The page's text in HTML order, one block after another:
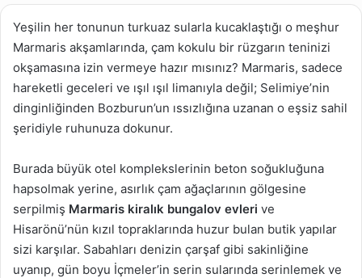
Yeşilin her tonunun turkuaz sularla kucaklaştığı o meşhur
Marmaris akşamlarında, çam kokulu bir rüzgarın teninizi
okşamasına izin vermeye hazır mısınız? Marmaris, sadece
hareketli geceleri ve ışıl ışıl limanıyla değil; Selimiye’nin
dinginliğinden Bozburun’un ıssızlığına uzanan o eşsiz sahil
şeridiyle ruhunuza dokunur.
Burada büyük otel komplekslerinin beton soğukluğuna
hapsolmak yerine, asırlık çam ağaçlarının gölgesine
serpilmiş Marmaris kiralık bungalov evleri ve
Hisarönü’nün kızıl topraklarında huzur bulan butik yapılar
sizi karşılar. Sabahları denizin çarşaf gibi sakinliğine
uyanıp, gün boyu İçmeler’in serin sularında serinlemek ve